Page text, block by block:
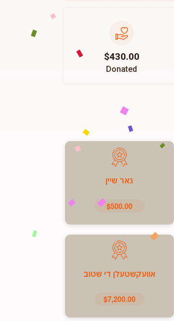
$430.00
Donated
גאר שיין
$500.00
אוועקשטעלן די שטוב
$7,200.00